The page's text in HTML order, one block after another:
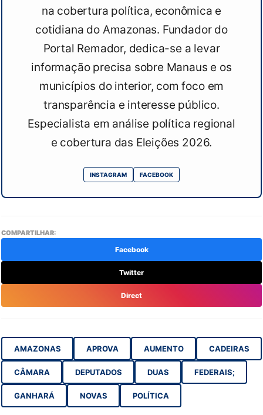
na cobertura política, econômica e
cotidiana do Amazonas. Fundador do
Portal Remador, dedica-se a levar
informação precisa sobre Manaus e os
municípios do interior, com foco em
transparência e interesse público.
Especialista em análise política regional
e cobertura das Eleições 2026.
INSTAGRAM FACEBOOK
COMPARTILHAR:
Facebook
Twitter
Direct
AMAZONAS APROVA AUMENTO CADEIRAS
CÂMARA DEPUTADOS DUAS FEDERAIS;
GANHARÁ NOVAS POLÍTICA